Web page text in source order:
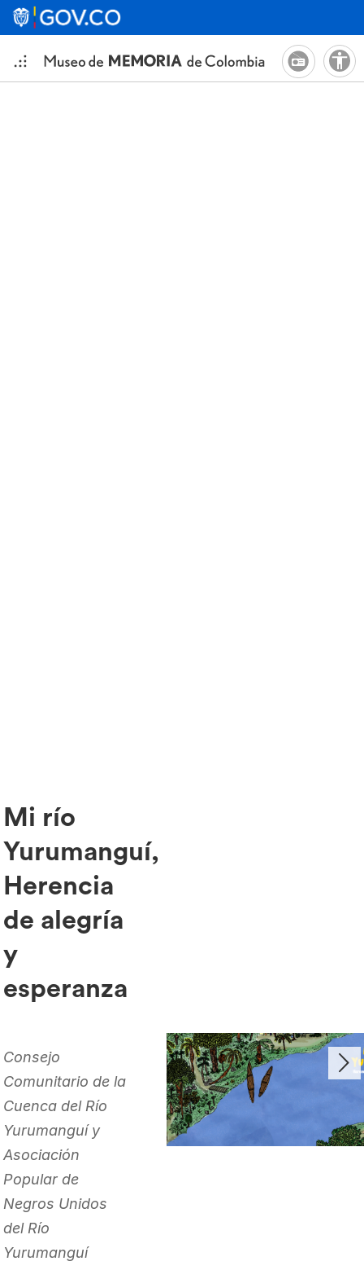
Mi río
Yurumanguí,
Herencia
de alegría
y
esperanza
Consejo
Comunitario de la
Cuenca del Río
Yurumanguí y
Asociación
Popular de
Negros Unidos
del Río
Yurumanguí